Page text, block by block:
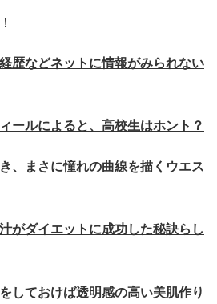
歴などネットに情報がみられない
ールによると、高校生はホント？
、まさに憧れの曲線を描くウエス
がダイエットに成功した秘訣らし
しておけば透明感の高い美肌作り